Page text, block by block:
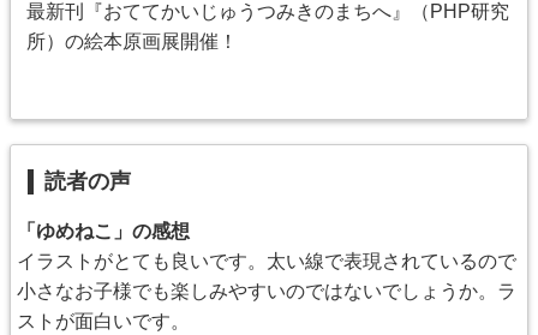
最新刊『おててかいじゅうつみきのまちへ』（PHP研究
所）の絵本原画展開催！
読者の声
「ゆめねこ」の感想
イラストがとても良いです。太い線で表現されているので
小さなお子様でも楽しみやすいのではないでしょうか。ラ
ストが面白いです。